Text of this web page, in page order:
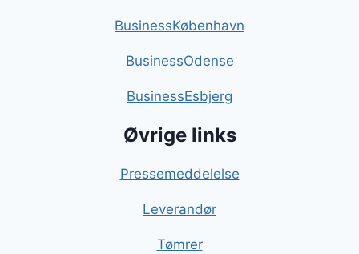
BusinessKøbenhavn
BusinessOdense
BusinessEsbjerg
Øvrige links
Pressemeddelelse
Leverandør
Tømrer